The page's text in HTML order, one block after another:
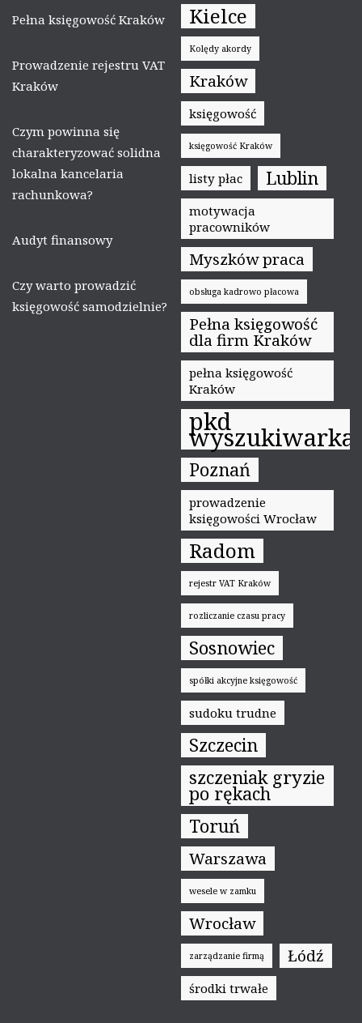
Pełna księgowość Kraków
Prowadzenie rejestru VAT
Kraków
Czym powinna się
charakteryzować solidna
lokalna kancelaria
rachunkowa?
Audyt finansowy
Czy warto prowadzić
księgowość samodzielnie?
Kielce
Kolędy akordy
Kraków
księgowość
księgowość Kraków
listy płac Lublin
motywacja
pracowników
Myszków praca
obsługa kadrowo płacowa
Pełna księgowość
dla firm Kraków
pełna księgowość
Kraków
pkd
wyszukiwarka
Poznań
prowadzenie
księgowości Wrocław
Radom
rejestr VAT Kraków
rozliczanie czasu pracy
Sosnowiec
spółki akcyjne księgowość
sudoku trudne
Szczecin
szczeniak gryzie
po rękach
Toruń
Warszawa
wesele w zamku
Wrocław
zarządzanie firmą Łódź
środki trwałe